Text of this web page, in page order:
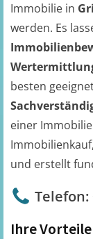
Immobilie in
werden. Es
besten
einer
und erstellt
Telefon:
Ihre Vorteile